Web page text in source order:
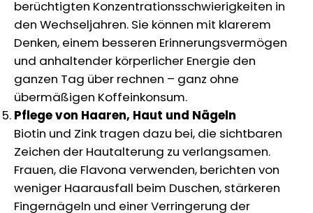
berüchtigten Konzentrationsschwierigkeiten in
den Wechseljahren. Sie können mit klarerem
Denken, einem besseren Erinnerungsvermögen
und anhaltender körperlicher Energie den
ganzen Tag über rechnen – ganz ohne
übermäßigen Koffeinkonsum.
Pflege von Haaren, Haut und Nägeln
Biotin und Zink tragen dazu bei, die sichtbaren
Zeichen der Hautalterung zu verlangsamen.
Frauen, die Flavona verwenden, berichten von
weniger Haarausfall beim Duschen, stärkeren
Fingernägeln und einer Verringerung der